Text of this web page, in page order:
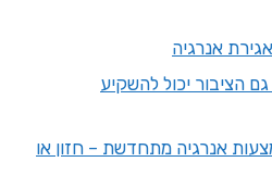
אנרגיה
הציבור יכול להשקיע
אנרגיה מתחדשת – חזון או